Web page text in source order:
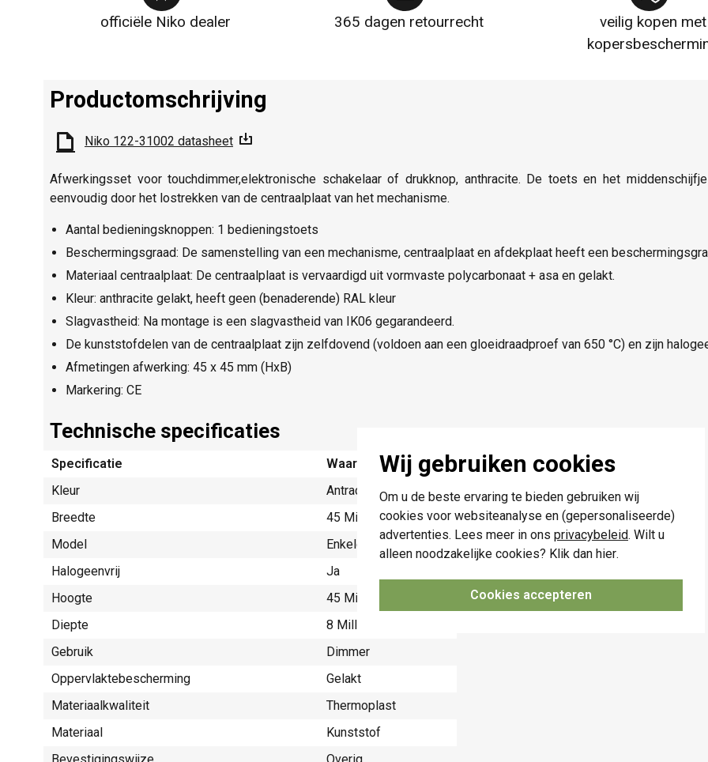
Wij gebruiken cookies
Om u de beste ervaring te bieden gebruiken wij
cookies voor websiteanalyse en (gepersonaliseerde)
advertenties. Lees meer in ons privacybeleid. Wilt u
alleen noodzakelijke cookies? Klik dan hier.
Cookies accepteren
officiële Niko dealer 365 dagen retourrecht
veilig kopen met
Productomschrijving
Niko 122-31002 datasheet
Afwerkingsset voor touchdimmer,elektronische schakelaar of drukknop, anthracite. De toets en het
eenvoudig door het lostrekken van de centraalplaat van het mechanisme.
Aantal bedieningsknoppen: 1 bedieningstoets
Beschermingsgraad: De samenstelling van een mechanisme, centraalplaat en afdekplaat heeft een
Materiaal centraalplaat: De centraalplaat is vervaardigd uit vormvaste polycarbonaat + asa en gelakt.
Kleur: anthracite gelakt, heeft geen (benaderende) RAL kleur
Slagvastheid: Na montage is een slagvastheid van IK06 gegarandeerd.
De kunststofdelen van de centraalplaat zijn zelfdovend (voldoen aan een gloeidraadproef van 650 °C) en zijn
Afmetingen afwerking: 45 x 45 mm (HxB)
Markering: CE
Technische specificaties
Specificatie
Waarde
Kleur
Antraciet
Breedte
45 Millimeter (mm)
Model
Enkele drukker
Halogeenvrij
Ja
Hoogte
45 Millimeter (mm)
Diepte
8 Millimeter (mm)
Gebruik
Dimmer
Oppervlaktebescherming
Gelakt
Materiaalkwaliteit
Thermoplast
Materiaal
Kunststof